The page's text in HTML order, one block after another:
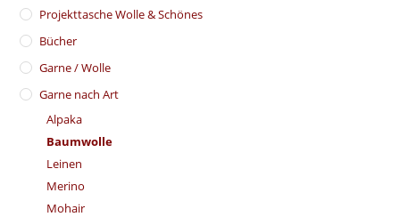
​Projekttasche Wolle & Schönes
Bücher
Garne / Wolle
Garne nach Art
Alpaka
Baumwolle
Leinen
Merino
Mohair